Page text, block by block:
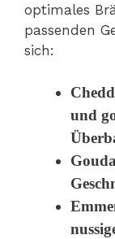
optimales
passenden
sich:
und
Gouda